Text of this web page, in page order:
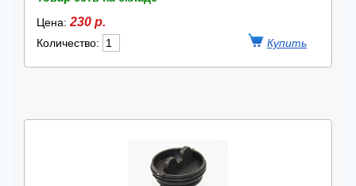
Цена: 230 р.
Количество: